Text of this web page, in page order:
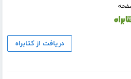
دریافت از کتابراه